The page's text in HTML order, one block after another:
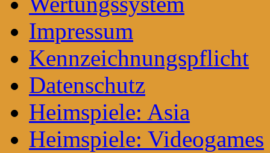
Impressum
Kennzeichnungspflicht
Datenschutz
Heimspiele: Asia
Heimspiele: Videogames